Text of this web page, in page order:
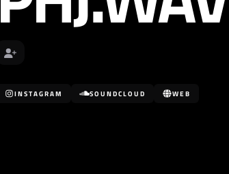
INSTAGRAM SOUNDCLOUD WEB